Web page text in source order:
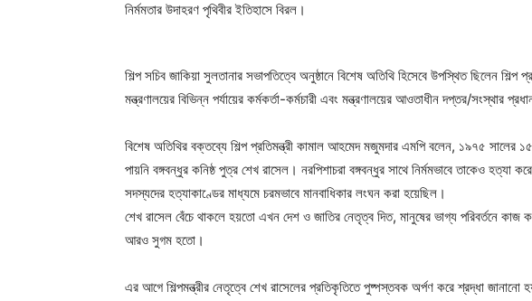
নির্মমতার উদাহরণ পৃথিবীর ইতিহাসে বিরল।
শিল্প সচিব জাকিয়া সুলতানার সভাপতিত্বে অনুষ্ঠানে বিশেষ অতিথি হিসেবে উপস্থিত ছিলেন শিল্প
মন্ত্রণালয়ের বিভিন্ন পর্যায়ের কর্মকর্তা-কর্মচারী এবং মন্ত্রণালয়ের আওতাধীন দপ্তর/সংস্থার
বিশেষ অতিথির বক্তব্যে শিল্প প্রতিমন্ত্রী কামাল আহমেদ মজুমদার এমপি বলেন, ১৯৭৫ সালের
পায়নি বঙ্গবন্ধুর কনিষ্ঠ পুত্র শেখ রাসেল। নরপিশাচরা বঙ্গবন্ধুর সাথে নির্মমভাবে তাকেও হত্যা
সদস্যদের হত্যাকাণ্ডের মাধ্যমে চরমভাবে মানবাধিকার লংঘন করা হয়েছিল।
শেখ রাসেল বেঁচে থাকলে হয়তো এখন দেশ ও জাতির নেতৃত্ব দিত, মানুষের ভাগ্য পরিবর্তনে কাজ
আরও সুগম হতো।
এর আগে শিল্পমন্ত্রীর নেতৃত্বে শেখ রাসেলের প্রতিকৃতিতে পুষ্পস্তবক অর্পণ করে শ্রদ্ধা জানানো